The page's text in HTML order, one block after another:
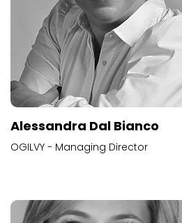
Alessandra Dal Bianco
OGILVY - Managing Director